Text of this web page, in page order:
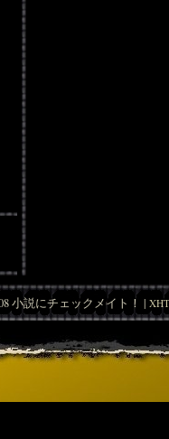
小説にチェックメイト！ |